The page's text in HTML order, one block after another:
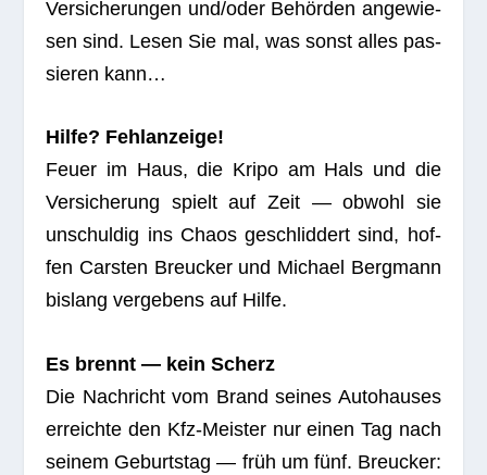
Ver­si­che­run­gen und/oder Behörden ange­wie­
sen sind. Lesen Sie mal, was sonst alles pas­
sie­ren kann…
Hilfe? Fehl­an­zeige!
Feuer im Haus, die Kripo am Hals und die
Ver­si­che­rung spielt auf Zeit — obwohl sie
unschul­dig ins Chaos geschlid­dert sind, hof­
fen Cars­ten Breu­cker und Michael Berg­mann
bis­lang ver­ge­bens auf Hilfe.
Es brennt — kein Scherz
Die Nach­richt vom Brand sei­nes Auto­hau­ses
erreichte den Kfz-Meis­ter nur einen Tag nach
sei­nem Geburts­tag — früh um fünf. Breu­cker: